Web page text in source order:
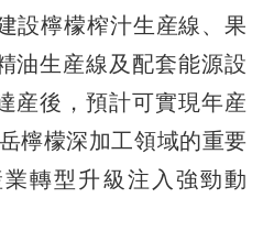
設檸檬榨汁生産線、果
油生産線及配套能源設
産後，預計可實現年産
檸檬深加工領域的重要
轉型升級注入強勁動